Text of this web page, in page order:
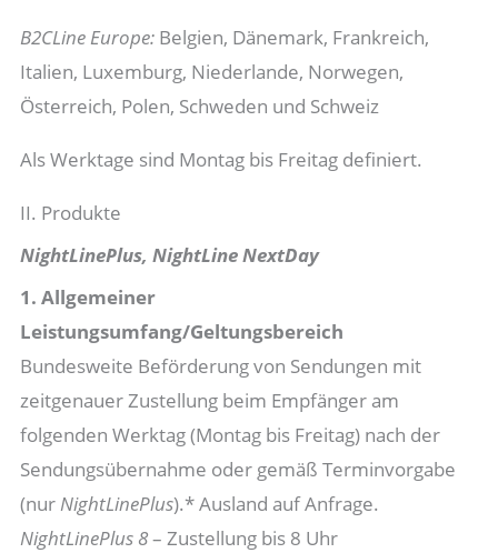
B2CLine Europe: Belgien, Dänemark, Frankreich,
Italien, Luxemburg, Niederlande, Norwegen,
Österreich, Polen, Schweden und Schweiz
Als Werktage sind Montag bis Freitag definiert.
II. Produkte
NightLinePlus, NightLine NextDay
1. Allgemeiner
Leistungsumfang/Geltungsbereich
Bundesweite Beförderung von Sendungen mit
zeitgenauer Zustellung beim Empfänger am
folgenden Werktag (Montag bis Freitag) nach der
Sendungsübernahme oder gemäß Terminvorgabe
(nurNightLinePlus).* Ausland auf Anfrage.
NightLinePlus 8– Zustellung bis 8 Uhr